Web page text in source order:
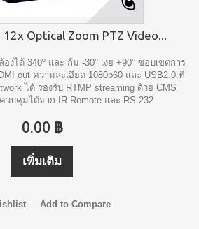
12x Optical Zoom PTZ Video...
งได้ 340º และ ก้ม -30° เงย +90° ขอบเขตการ
out ความละเอียด 1080p60 และ USB2.0 ที่
ได้ รองรับ RTMP streaming ด้วย CMS
วบคุมได้จาก IR Remote และ RS-232
0.00 ฿
เพิ่มเติม
Add to Compare